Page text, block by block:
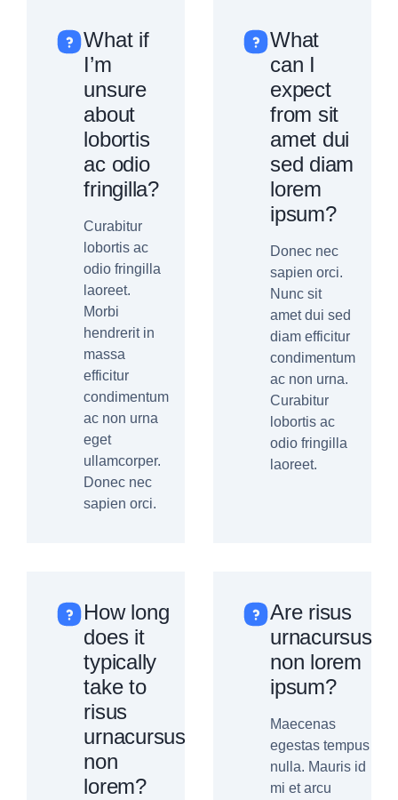
What if
I’m
unsure
about
lobortis
ac odio
fringilla?
Curabitur
lobortis ac
odio fringilla
laoreet.
Morbi
hendrerit in
massa
efficitur
condimentum
ac non urna
eget
ullamcorper.
Donec nec
sapien orci.
What
can I
expect
from sit
amet dui
sed diam
lorem
ipsum?
Donec nec
sapien orci.
Nunc sit
amet dui sed
diam efficitur
condimentum
ac non urna.
Curabitur
lobortis ac
odio fringilla
laoreet.
How long
does it
typically
take to
risus
urnacursus
non
lorem?
Are risus
urnacursus
non lorem
ipsum?
Maecenas
egestas tempus
nulla. Mauris id
mi et arcu